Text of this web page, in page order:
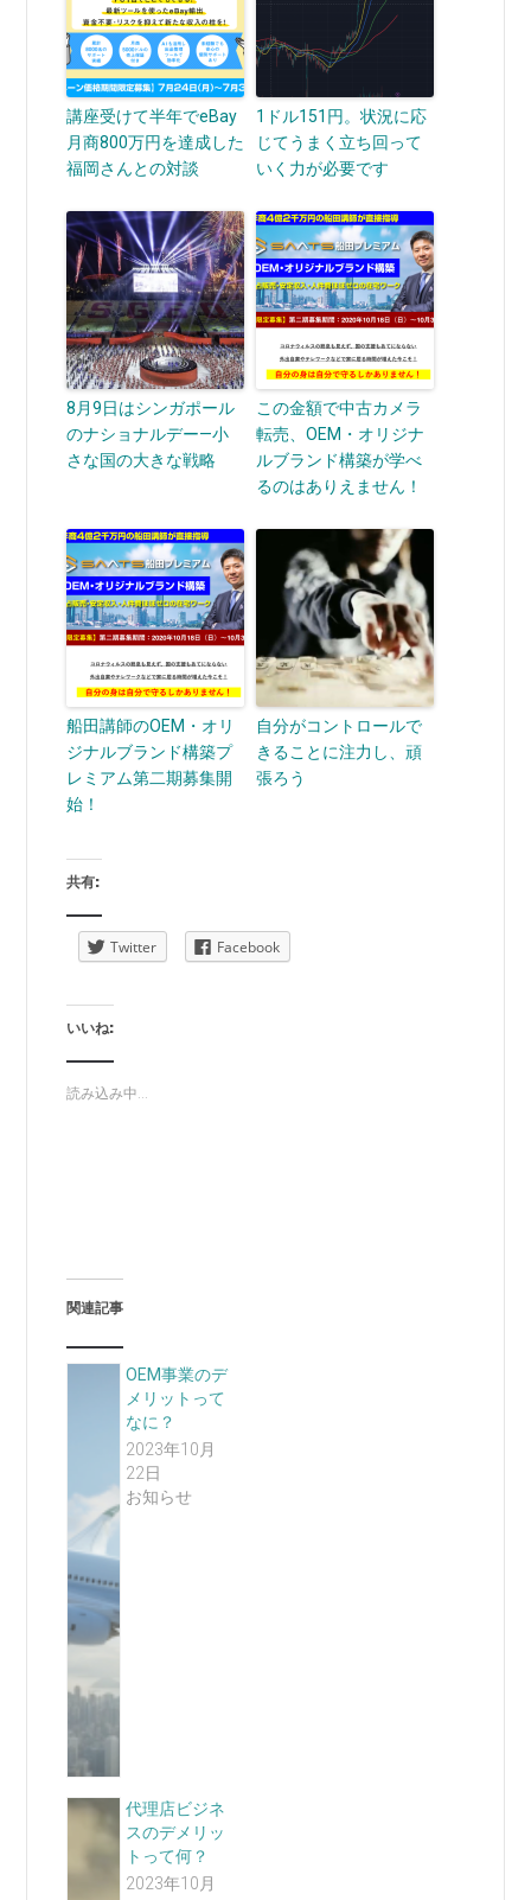
講座受けて半年でeBay
月商800万円を達成した
福岡さんとの対談
1ドル151円。状況に応
じてうまく立ち回って
いく力が必要です
8月9日はシンガポール
のナショナルデー—小
さな国の大きな戦略
この金額で中古カメラ
転売、OEM・オリジナ
ルブランド構築が学べ
るのはありえません！
船田講師のOEM・オリ
ジナルブランド構築プ
レミアム第二期募集開
始！
自分がコントロールで
きることに注力し、頑
張ろう
共有:
Twitter Facebook
いいね:
読み込み中...
関連記事
OEM事業のデ
メリットって
なに？
2023年10月
22日
お知らせ
代理店ビジネ
スのデメリッ
トって何？
2023年10月